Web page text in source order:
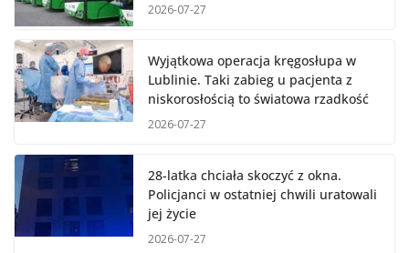
2026-07-27
Wyjątkowa operacja kręgosłupa w
Lublinie. Taki zabieg u pacjenta z
niskorosłością to światowa rzadkość
2026-07-27
28-latka chciała skoczyć z okna.
Policjanci w ostatniej chwili uratowali
jej życie
2026-07-27